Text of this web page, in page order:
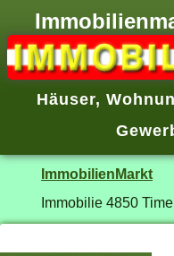
Häuser,
ImmobilienMarkt
Immobilie 4850